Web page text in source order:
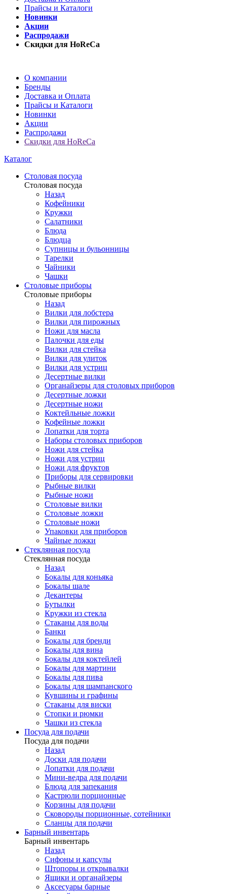
Прайсы и Каталоги
Новинки
Акции
Распродажи
Скидки для HoReCa
О компании
Бренды
Доставка и Оплата
Прайсы и Каталоги
Новинки
Акции
Распродажи
Скидки для HoReCa
Каталог
Столовая посуда
Столовая посуда
Назад
Кофейники
Кружки
Салатники
Блюда
Блюдца
Супницы и бульонницы
Тарелки
Чайники
Чашки
Cтоловые приборы
Cтоловые приборы
Назад
Вилки для лобстера
Вилки для пирожных
Ножи для масла
Палочки для еды
Вилки для стейка
Вилки для улиток
Вилки для устриц
Десертные вилки
Органайзеры для столовых приборов
Десертные ложки
Десертные ножи
Коктейльные ложки
Кофейные ложки
Лопатки для торта
Наборы столовых приборов
Ножи для стейка
Ножи для устриц
Ножи для фруктов
Приборы для сервировки
Рыбные вилки
Рыбные ножи
Столовые вилки
Столовые ложки
Столовые ножи
Упаковки для приборов
Чайные ложки
Стеклянная посуда
Стеклянная посуда
Назад
Бокалы для коньяка
Бокалы шале
Декантеры
Бутылки
Кружки из стекла
Стаканы для воды
Банки
Бокалы для бренди
Бокалы для вина
Бокалы для коктейлей
Бокалы для мартини
Бокалы для пива
Бокалы для шампанского
Кувшины и графины
Стаканы для виски
Стопки и рюмки
Чашки из стекла
Посуда для подачи
Посуда для подачи
Назад
Доски для подачи
Лопатки для подачи
Мини-ведра для подачи
Блюда для запекания
Кастрюли порционные
Корзины для подачи
Сковороды порционные, сотейники
Сланцы для подачи
Барный инвентарь
Барный инвентарь
Назад
Сифоны и капсулы
Штопоры и открывалки
Ящики и органайзеры
Аксесуары барные